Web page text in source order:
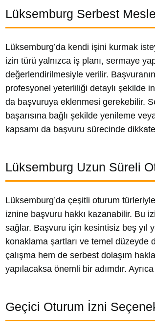
Lüksemburg Serbest
Lüksemburg’da kendi işini kurmak
izin türü yalnızca iş planı, sermaye
değerlendirilmesiyle verilir.
profesyonel yeterliliği detaylı şekilde
da başvuruya eklenmesi gerekebilir.
başarısına bağlı şekilde yenileme
kapsamı da başvuru sürecinde dikkate
Lüksemburg Uzun Süreli
Lüksemburg’da çeşitli oturum
iznine başvuru hakkı kazanabilir. Bu
sağlar. Başvuru için kesintisiz beş yıl
konaklama şartları ve temel düzeyde
çalışma hem de serbest dolaşım
yapılacaksa önemli bir adımdır.
Geçici Oturum İzni